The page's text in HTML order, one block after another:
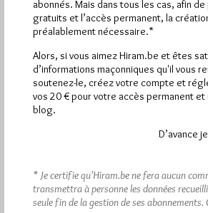
Par Jiri Pragman
La Flamme entretient le souvenir d'Henry
posté ce 25 juillet 2013 un article pour
Anti-maçonnerie
Affaire Zimmerman et
Par Jiri Pragman
Lundi 15/07/13
abonnés. Mais dans tous les cas, afin
gratuits et l’accès permanent, la
préalablement nécessaire.*
Alors, si vous aimez Hiram.be et êtes
d’informations maçonniques qu'il vous
soutenez-le, créez votre compte et
vos 20 € pour votre accès permanent et
blog.
D’avance
* Je certifie qu’Hiram.be ne fera aucun
transmettra à personne les données
seule fin de la gestion de ses abonnements.